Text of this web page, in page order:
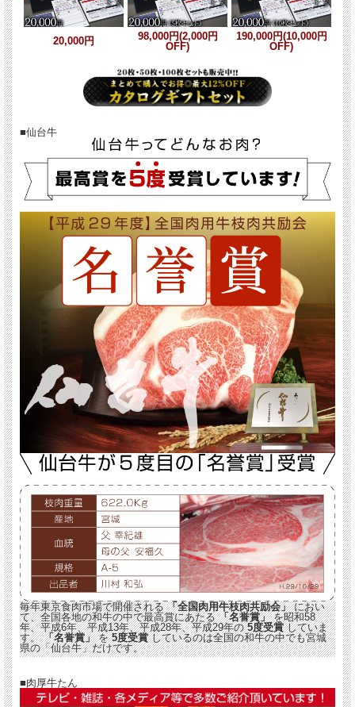
20,000円
98,000円(2,000円
OFF)
190,000円(10,000円
OFF)
■仙台牛
毎年東京食肉市場で開催される「全国肉用牛枝肉共励会」におい
て、全国各地の和牛の中で最高賞にあたる「名誉賞」を昭和58
年、平成6年、平成13年、平成28年、平成29年の5度受賞していま
す。「名誉賞」を5度受賞しているのは全国の和牛の中でも宮城
県の「仙台牛」だけです。
■肉厚牛たん